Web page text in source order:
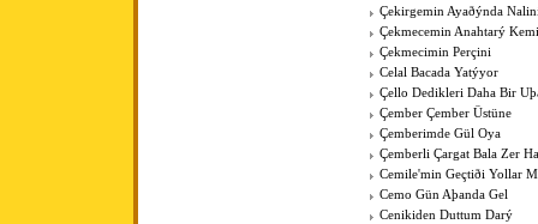
Çekirgemin Ayaðýnda
Çekmecemin Anahtarý
Çekmecimin Perçini
Celal Bacada Yatýyor
Çello Dedikleri Daha Bir
Çember Çember Üstüne
Çemberimde Gül Oya
Çemberli Çargat Bala Zer
Cemile'min Geçtiði Yollar
Cemo Gün Aþanda Gel
Cenikiden Duttum Darý